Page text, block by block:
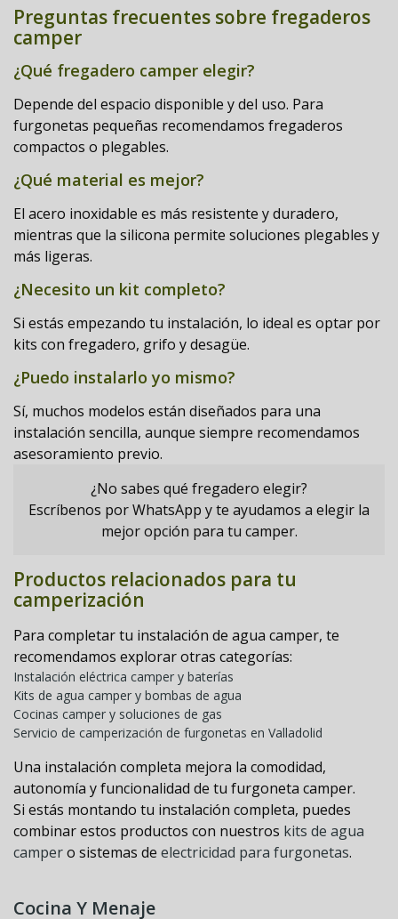
Cocina Y Menaje
Preguntas frecuentes sobre fregaderos
camper
¿Qué fregadero camper elegir?
Depende del espacio disponible y del uso. Para
furgonetas pequeñas recomendamos fregaderos
compactos o plegables.
¿Qué material es mejor?
El acero inoxidable es más resistente y duradero,
mientras que la silicona permite soluciones plegables y
más ligeras.
¿Necesito un kit completo?
Si estás empezando tu instalación, lo ideal es optar por
kits con fregadero, grifo y desagüe.
¿Puedo instalarlo yo mismo?
Sí, muchos modelos están diseñados para una
instalación sencilla, aunque siempre recomendamos
asesoramiento previo.
¿No sabes qué fregadero elegir?
Escríbenos por WhatsApp y te ayudamos a elegir la
mejor opción para tu camper.
Productos relacionados para tu
camperización
Para completar tu instalación de agua camper, te
recomendamos explorar otras categorías:
Instalación eléctrica camper y baterías
Kits de agua camper y bombas de agua
Cocinas camper y soluciones de gas
Servicio de camperización de furgonetas en Valladolid
Una instalación completa mejora la comodidad,
autonomía y funcionalidad de tu furgoneta camper.
Si estás montando tu instalación completa, puedes
combinar estos productos con nuestros kits de agua
campero sistemas de electricidad para furgonetas.